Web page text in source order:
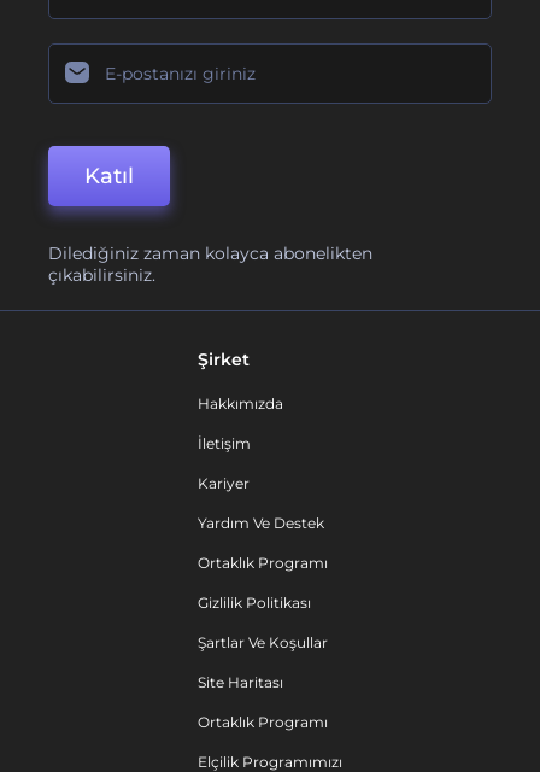
Katıl
Dilediğiniz zaman kolayca abonelikten
çıkabilirsiniz.
Şirket
Hakkımızda
İletişim
Kariyer
Yardım Ve Destek
Ortaklık Programı
Gizlilik Politikası
Şartlar Ve Koşullar
Site Haritası
Ortaklık Programı
Elçilik Programımızı